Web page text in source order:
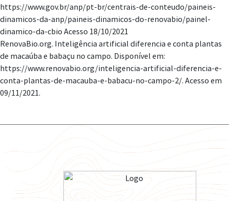
https://www.gov.br/anp/pt-br/centrais-de-conteudo/paineis-
dinamicos-da-anp/paineis-dinamicos-do-renovabio/painel-
dinamico-da-cbio Acesso 18/10/2021
RenovaBio.org. Inteligência artificial diferencia e conta plantas
de macaúba e babaçu no campo. Disponível em:
https://www.renovabio.org/inteligencia-artificial-diferencia-e-
conta-plantas-de-macauba-e-babacu-no-campo-2/. Acesso em
09/11/2021.